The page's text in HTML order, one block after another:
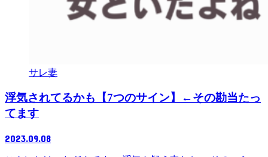
サレ妻
浮気されてるかも【7つのサイン】←その勘当たっ
てます
2023.09.08